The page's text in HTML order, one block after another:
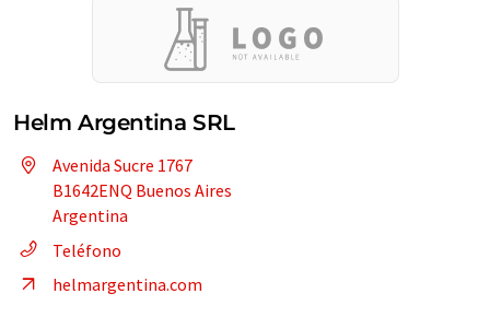
Helm Argentina SRL
Avenida Sucre 1767
B1642ENQ Buenos Aires
Argentina
Teléfono
helmargentina.com